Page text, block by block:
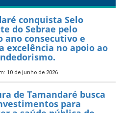
— Prefeitura
transporte gratuito
estudantes
de 2025
Aldir Blanc
tem Plano de
de Recursos (PAR)